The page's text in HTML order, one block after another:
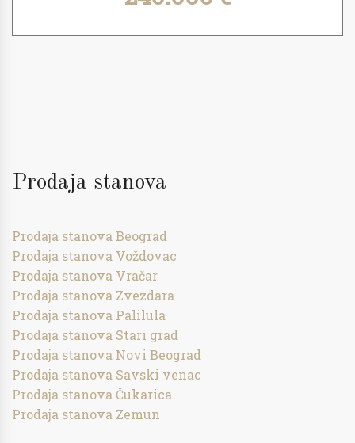
Prodaja stanova
Prodaja stanova Beograd
Prodaja stanova Voždovac
Prodaja stanova Vračar
Prodaja stanova Zvezdara
Prodaja stanova Palilula
Prodaja stanova Stari grad
Prodaja stanova Novi Beograd
Prodaja stanova Savski venac
Prodaja stanova Čukarica
Prodaja stanova Zemun